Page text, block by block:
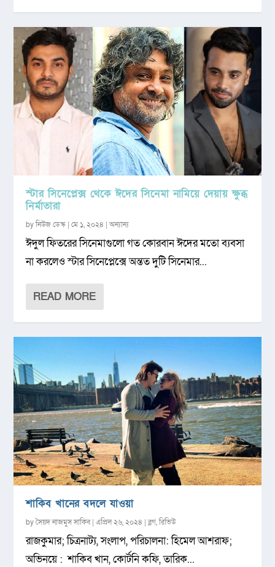
স্টার সিনেপ্লেক্স থেকে ঈদের সিনেমা নামিয়ে দেয়ায় ক্ষুব্ধ
নির্মাতারা
byনিউজ ডেস্ক |মে ১, ২০২৪ |অন্যান্য
ঈদুল ফিতরের সিনেমাগুলো গত কোরবান ঈদের মতো ব্যবসা
না করলেও স্টার সিনেপ্লেক্সে অন্তত দুটি সিনেমার...
READ MORE
শাকিব খানের বদলে যাওয়া
byসৈয়দ নাজমুস সাকিব|এপ্রিল ২৬, ২০২৪ |ব্লগ,রিভিউ
রাজকুমার; চিত্রনাট্য, সংলাপ, পরিচালনা: হিমেল আশরাফ;
অভিনয়ে : শাকিব খান, কোর্টনি কফি, তারিক...